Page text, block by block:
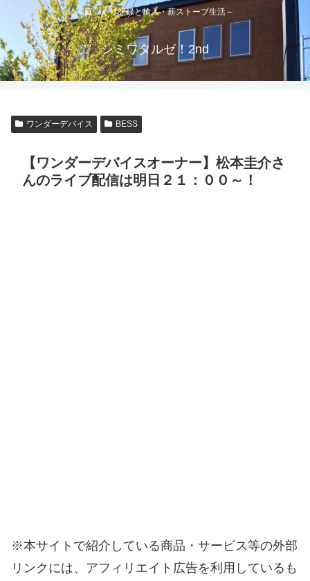
～庭づくり記録と輸入・薪ストーブ生活～
シミワタルゼ！2nd
ワンダーデバイス BESS
【ワンダーデバイスオーナー】松本圭介さ
んのライブ配信は明日２１：００～！
※本サイトで紹介している商品・サービス等の外部
リンクには、アフィリエイト広告を利用しているも